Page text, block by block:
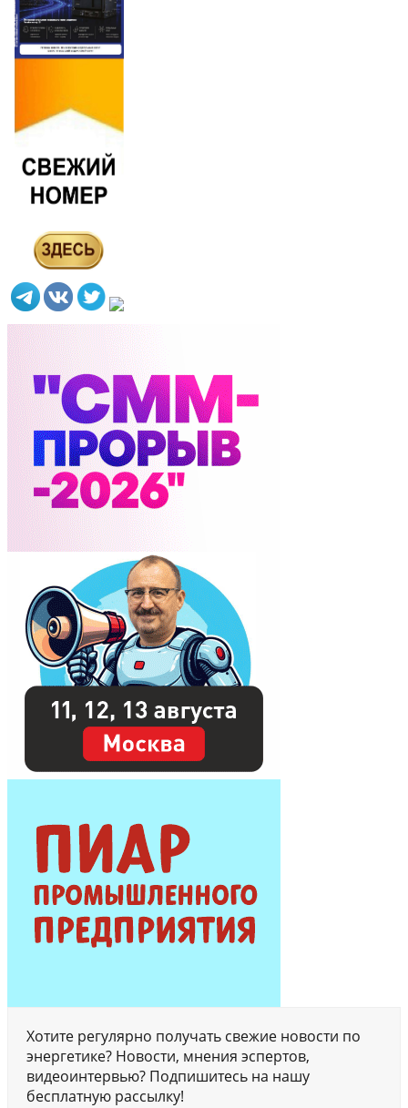
Хотите регулярно получать свежие новости по
энергетике? Новости, мнения эспертов,
видеоинтервью? Подпишитесь на нашу
бесплатную рассылку!